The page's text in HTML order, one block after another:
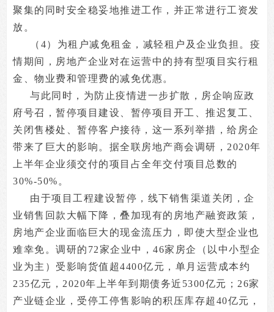
聚集的同时安全稳妥地推进工作，并正常进行工资发
放。
（4）为租户减免租金，减轻租户及企业负担。疫
情期间，房地产企业对在运营中的持有型项目实行租
金、物业费和管理费的减免优惠。
与此同时，为防止疫情进一步扩散，房企响应政
府号召，暂停项目建设、暂停项目开工、推迟复工、
关闭售楼处、暂停客户接待，这一系列举措，给房企
带来了巨大的影响。据全联房地产商会调研，2020年
上半年企业须交付的项目占全年交付项目总数的
30%-50%。
由于项目工程建设暂停，线下销售渠道关闭，企
业销售回款大幅下降，叠加现有的房地产融资政策，
房地产企业面临巨大的现金流压力，即使大型企业也
难幸免。调研的72家企业中，46家房企（以中小型企
业为主）受影响货值超4400亿元，单月运营成本约
235亿元，2020年上半年到期债务近5300亿元；26家
产业链企业，受停工停售影响的积压库存超40亿元，